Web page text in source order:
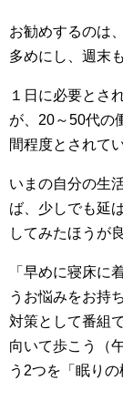
お勧めするのは
多めにし、週末
１日に必要とさ
が、20～50代の
間程度とされて
いまの自分の生
ば、少しでも延
してみたほうが
「早めに寝床に
うお悩みをお持
対策として番組
向いて歩こう（
う2つを「眠り